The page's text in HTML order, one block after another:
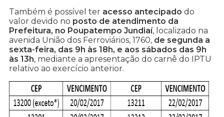
Também é possível ter acesso antecipado do
valor devido no posto de atendimento da
Prefeitura, no Poupatempo Jundiaí, localizado na
avenida União dos Ferroviários, 1760, de segunda a
sexta-feira, das 9h às 18h, e aos sábados das 9h
às 13h, mediante a apresentação do carnê do IPTU
relativo ao exercício anterior.